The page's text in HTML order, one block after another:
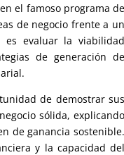
el famoso programa de
de negocio frente a un
es evaluar la viabilidad
de generación de
de demostrar sus
sólida, explicando
de ganancia sostenible.
y la capacidad del